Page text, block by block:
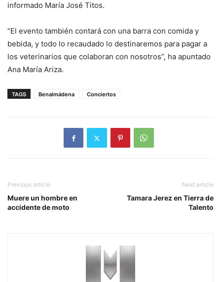
informado María José Titos.
“El evento también contará con una barra con comida y
bebida, y todo lo recaudado lo destinaremos para pagar a
los veterinarios que colaboran con nosotros”, ha apuntado
Ana María Ariza.
TAGS Benalmádena Conciertos
Previous article
Muere un hombre en
accidente de moto
Next article
Tamara Jerez en Tierra de
Talento